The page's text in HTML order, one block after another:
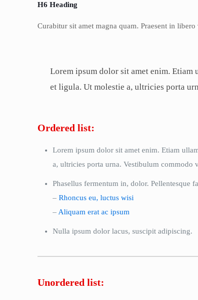
H6 Heading
Curabitur sit amet magna quam. Praesent in
Lorem ipsum dolor sit amet enim. Etiam
et ligula. Ut molestie a, ultricies porta
Ordered list:
Lorem ipsum dolor sit amet enim. Etiam
a, ultricies porta urna. Vestibulum commodo
Phasellus fermentum in, dolor. Pellentesque
–Rhoncus eu, luctus wisi
– Aliquam erat ac ipsum
Nulla ipsum dolor lacus, suscipit adipiscing.
Unordered list: